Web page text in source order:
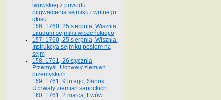
lwowskiej z po­wodu
pogwałcenia sejmiku i wolnego
głosu
156. 1760, 25 sierpnia, Wisznia.
Laudum sejmiku wiszeńskiego
157. 1760, 25 sierpnia, Wisznia.
Instrukcya sejmiku posłom na
sejm
158. 1761, 26 stycznia,
Przemyśl. Uchwały ziemian
przemyskich
159. 1761, 9 lutego, Sanok.
Uchwały ziemian sanockich
160. 1761, 2 marca, Lwów.